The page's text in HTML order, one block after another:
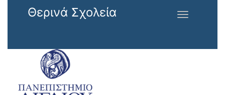
Παράκαμψη προς το κυρίως περιεχόμενο
Θερινά Σχολεία
Toggle